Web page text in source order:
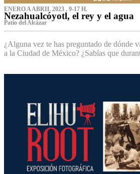
ENERO A ABRIL 2023 , 9-17 H.
Nezahualcóyotl, el rey y el agua
Patio del Alcázar
¿Alguna vez te has preguntado de dónde
a la Ciudad de México? ¿Sabías que